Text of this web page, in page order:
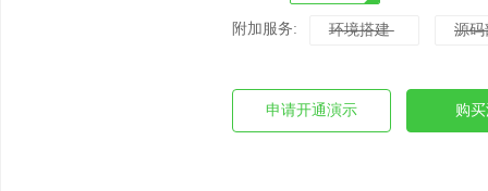
附加服务: 环境搭建 源
申请开通演示 购